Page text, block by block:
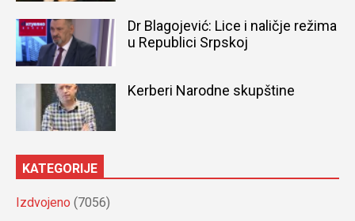
Dr Blagojević: Lice i naličje režima
u Republici Srpskoj
Kerberi Narodne skupštine
KATEGORIJE
Izdvojeno (7056)